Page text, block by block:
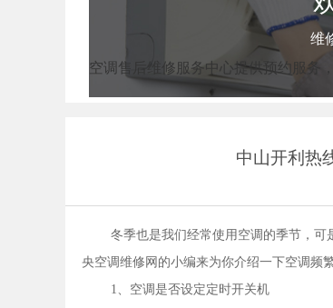
维
空调售后维修服务中心提供预约服务
中山开利热
冬季也是我们经常使用空调的季节，
央空调维修网的小编来为你介绍一下空调频
1、空调是否设定定时开关机